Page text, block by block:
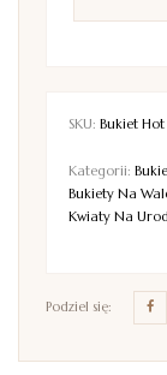
SKU: Bukiet
Kategorii:
Bukiety Na
Kwiaty Na
Podziel się: